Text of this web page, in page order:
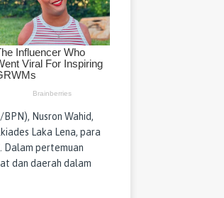
Nusron Wahid,
Laka Lena, para
Dalam pertemuan
dan daerah dalam